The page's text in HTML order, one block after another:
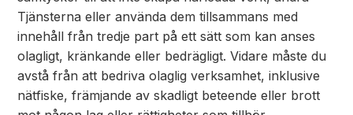
Tjänsterna eller använda dem tillsammans med
innehåll från tredje part på ett sätt som kan anses
olagligt, kränkande eller bedrägligt. Vidare måste du
avstå från att bedriva olaglig verksamhet, inklusive
nätfiske, främjande av skadligt beteende eller brott